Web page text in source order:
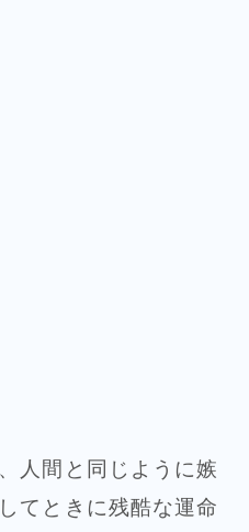
人間と同じように嫉
てときに残酷な運命